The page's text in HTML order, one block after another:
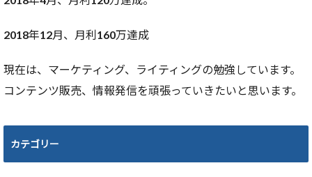
2018年12月、月利160万達成
現在は、マーケティング、ライティングの勉強しています。
コンテンツ販売、情報発信を頑張っていきたいと思います。
カテゴリー